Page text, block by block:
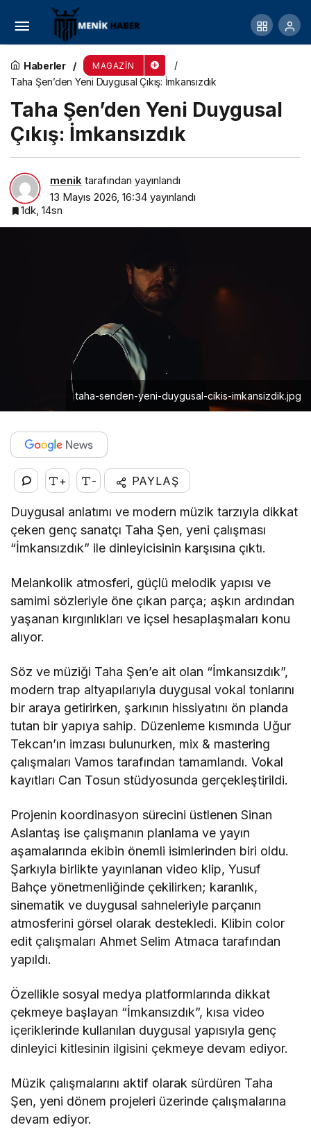
Haberler MAGAZIN
Taha Şen’den Yeni Duygusal Çıkış: İmkansızdık
Taha Şen’den Yeni Duygusal
Çıkış: İmkansızdık
menik tarafından yayınlandı
13 Mayıs 2026, 16:34 yayınlandı
1dk, 14sn
taha-senden-yeni-duygusal-cikis-imkansizdik.jpg
+ - PAYLAŞ
Duygusal anlatımı ve modern müzik tarzıyla dikkat
çeken genç sanatçı Taha Şen, yeni çalışması
“İmkansızdık” ile dinleyicisinin karşısına çıktı.
Melankolik atmosferi, güçlü melodik yapısı ve
samimi sözleriyle öne çıkan parça; aşkın ardından
yaşanan kırgınlıkları ve içsel hesaplaşmaları konu
alıyor.
Söz ve müziği Taha Şen’e ait olan “İmkansızdık”,
modern trap altyapılarıyla duygusal vokal tonlarını
bir araya getirirken, şarkının hissiyatını ön planda
tutan bir yapıya sahip. Düzenleme kısmında Uğur
Tekcan’ın imzası bulunurken, mix & mastering
çalışmaları Vamos tarafından tamamlandı. Vokal
kayıtları Can Tosun stüdyosunda gerçekleştirildi.
Projenin koordinasyon sürecini üstlenen Sinan
Aslantaş ise çalışmanın planlama ve yayın
aşamalarında ekibin önemli isimlerinden biri oldu.
Şarkıyla birlikte yayınlanan video klip, Yusuf
Bahçe yönetmenliğinde çekilirken; karanlık,
sinematik ve duygusal sahneleriyle parçanın
atmosferini görsel olarak destekledi. Klibin color
edit çalışmaları Ahmet Selim Atmaca tarafından
yapıldı.
Özellikle sosyal medya platformlarında dikkat
çekmeye başlayan “İmkansızdık”, kısa video
içeriklerinde kullanılan duygusal yapısıyla genç
dinleyici kitlesinin ilgisini çekmeye devam ediyor.
Müzik çalışmalarını aktif olarak sürdüren Taha
Şen, yeni dönem projeleri üzerinde çalışmalarına
devam ediyor.
Murat Acar Defilesinde Mermer Podyumda Moda